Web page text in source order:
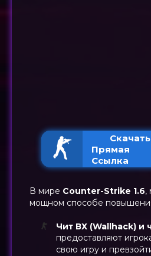
Скачать
Прямая
Ссылка
В мире Counter-Strike 1.6,
мощном способе
Чит ВХ (Wallhack) и
предоставляют
свою игру и